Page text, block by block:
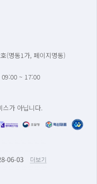
(명동1가, 페이지명동)
~ 17:00
가 아닙니다.